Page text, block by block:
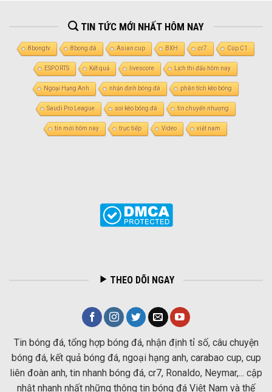
TIN TỨC MỚI NHẤT HÔM NAY
8bongtv 8bong đá Asian cup BXH cr7 Cúp C1
ESPORTS Kết quả livescore Lịch thi đấu hôm nay
Ngoại Hạng Anh nhận định bóng đá phân tích kèo bóng
Saudi Pro League soi kèo bóng đá tin chuyển nhượng
tin mới hôm nay trực tiếp Video việt nam
THEO DÕI NGAY
Tin bóng đá, tổng hợp bóng đá, nhận định tỉ số, câu chuyện
bóng đá, kết quả bóng đá, ngoại hạng anh, carabao cup, cup
liên đoàn anh, tin nhanh bóng đá, cr7, Ronaldo, Neymar,... cập
nhật nhanh nhất những thông tin bóng đá Việt Nam và thế